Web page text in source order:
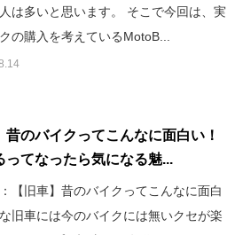
は多いと思います。 そこで今回は、実
の購入を考えているMotoB...
昔のバイクってこんなに面白い！
ってなったら気になる魅...
【旧車】昔のバイクってこんなに面白
旧車には今のバイクには無いクセが楽